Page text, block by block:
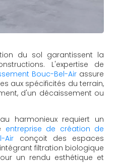
du sol garantissent la
L'expertise de
Bouc-Bel-Air assure
aux spécificités du terrain,
d'un décaissement ou
harmonieux requiert un
entreprise de création de
Air conçoit des espaces
filtration biologique
un rendu esthétique et